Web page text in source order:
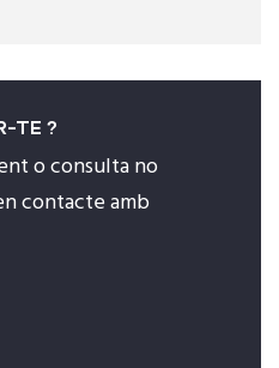
TE ?
o consulta no
contacte amb